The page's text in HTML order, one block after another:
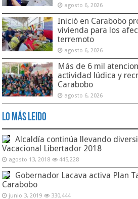
agosto 6, 2026
Inició en Carabobo
vivienda para los
terremoto
agosto 6, 2026
Más de 6 mil
actividad lúdica y
Carabobo
agosto 6, 2026
Lo Más Leido
Alcaldía continúa llevando
Vacacional Libertador 2018
agosto 13, 2018 445,228
Gobernador Lacava activa Plan
Carabobo
junio 3, 2019 330,444